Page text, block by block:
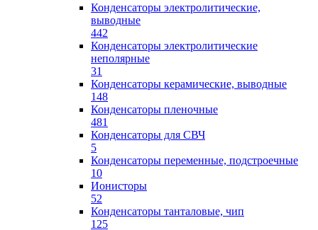
Конденсаторы электролитические,
выводные
442
Конденсаторы электролитические
неполярные
31
Конденсаторы керамические, выводные
148
Конденсаторы пленочные
481
Конденсаторы для СВЧ
5
Конденсаторы переменные, подстроечные
10
Ионисторы
52
Конденсаторы танталовые, чип
125